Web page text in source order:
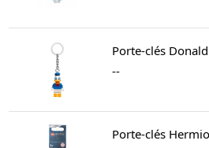
Porte-clés
--
Porte-clés